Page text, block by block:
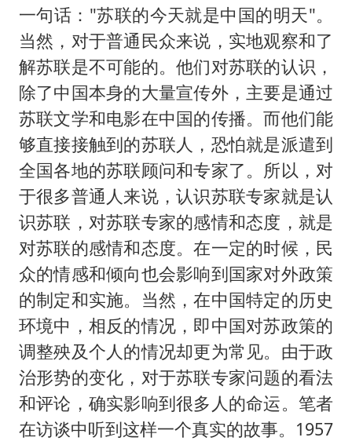
一句话："苏联的今天就是中国的明天"。
当然，对于普通民众来说，实地观察和了
解苏联是不可能的。他们对苏联的认识，
除了中国本身的大量宣传外，主要是通过
苏联文学和电影在中国的传播。而他们能
够直接接触到的苏联人，恐怕就是派遣到
全国各地的苏联顾问和专家了。所以，对
于很多普通人来说，认识苏联专家就是认
识苏联，对苏联专家的感情和态度，就是
对苏联的感情和态度。在一定的时候，民
众的情感和倾向也会影响到国家对外政策
的制定和实施。当然，在中国特定的历史
环境中，相反的情况，即中国对苏政策的
调整殃及个人的情况却更为常见。由于政
治形势的变化，对于苏联专家问题的看法
和评论，确实影响到很多人的命运。笔者
在访谈中听到这样一个真实的故事。1957